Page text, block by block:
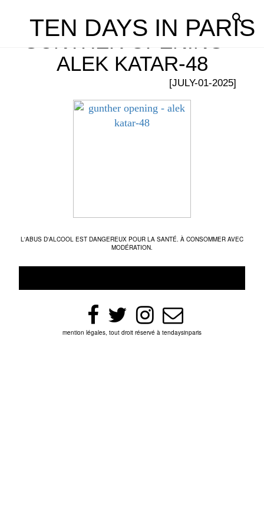
TEN DAYS IN PARIS
GUNTHER OPENING –
ALEK KATAR-48
[JULY-01-2025]
L'ABUS D'ALCOOL EST DANGEREUX POUR LA SANTÉ. À CONSOMMER AVEC
MODÉRATION.
mention légales, tout droit réservé à tendaysinparis